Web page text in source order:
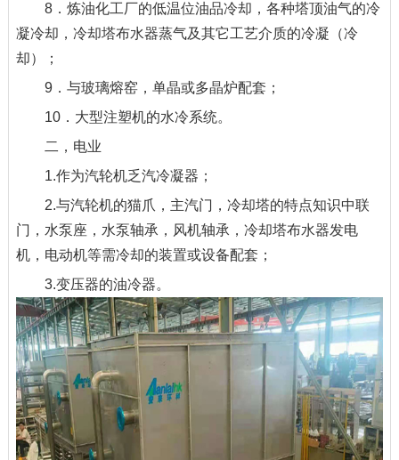
8．炼油化工厂的低温位油品冷却，各种塔顶油气的冷
凝冷却，冷却塔布水器蒸气及其它工艺介质的冷凝（冷
却）；
9．与玻璃熔窑，单晶或多晶炉配套；
10．大型注塑机的水冷系统。
二，电业
1.作为汽轮机乏汽冷凝器；
2.与汽轮机的猫爪，主汽门，冷却塔的特点知识中联
门，水泵座，水泵轴承，风机轴承，冷却塔布水器发电
机，电动机等需冷却的装置或设备配套；
3.变压器的油冷器。